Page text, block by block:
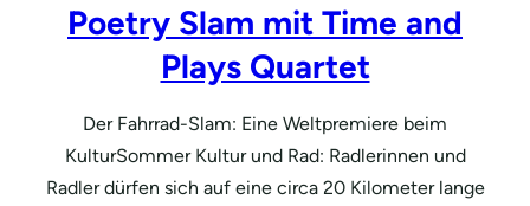
Poetry Slam mit Time and
Plays Quartet
Der Fahrrad-Slam: Eine Weltpremiere beim
KulturSommer Kultur und Rad: Radlerinnen und
Radler dürfen sich auf eine circa 20 Kilometer lange